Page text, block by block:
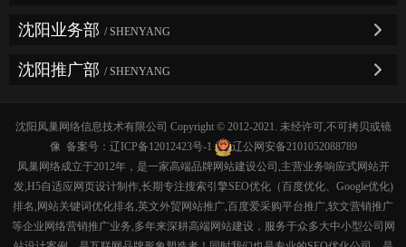
沈阳业务部 / SHENYANG
沈阳推广部 / SHENYANG
沈阳凤巢网络信息技术有限公司 Copyright © 2012-2021. 未经许可,不可拷贝或镜
像 备案号： 辽ICP备12012423号-1
辽公网安备2101052088789
凤巢网络成立于2012年，是一家高端品牌网站建设公司,主营业务响应式网站开
发,H5自适应网页设计制作,长期专注搜索引擎SEO优化（百度优化、Google优化)
排名,网站关键词优化排名,英文外贸网站推广,百度爱采购平台推广,软文营销推广
等企业网络营销推广业务,多年来深耕高端网站建设，服务于众多大中小型公司网